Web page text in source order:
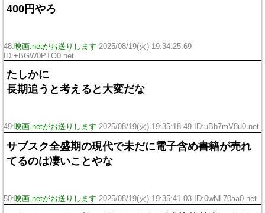
400円やろ
48:映画.netがお送りします 2025/08/19(火) 19:34:25.69
ID:+BGW0PTO0.net
たしかに
長期追うと考えると大変だな
49:映画.netがお送りします 2025/08/19(火) 19:35:18.49 ID:uBb7mV8u0.net
サブスク全盛期の現代で未だに電子含め書籍が売れ
てるのは凄いことやな
50:映画.netがお送りします 2025/08/19(火) 19:35:41.03 ID:0wNL70aa0.net